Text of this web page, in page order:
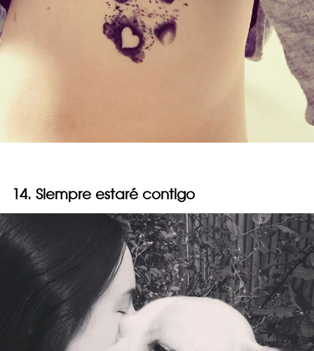
14. Siempre estaré contigo